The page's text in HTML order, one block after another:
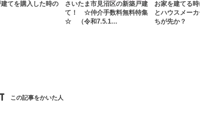
てを購入した時の
さいたま市見沼区の新築戸建
て！ ☆仲介手数料無料特集
☆ （令和7.5.1…
お家を建てる
とハウスメー
ちが先か？
この記事をかいた人